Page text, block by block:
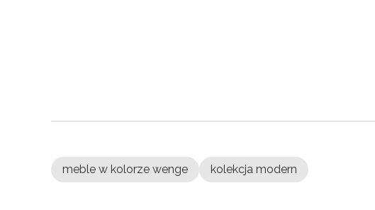
meble w kolorze wenge kolekcja modern